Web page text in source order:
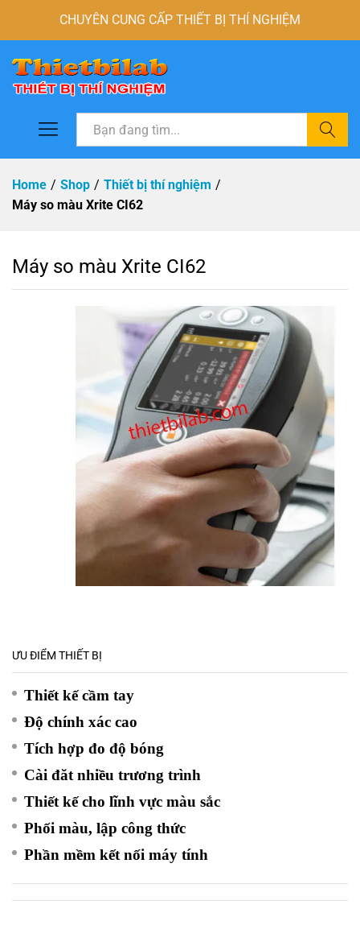
CHUYÊN CUNG CẤP THIẾT BỊ THÍ NGHIỆM
Tìm
Home / Shop / Thiết bị thí nghiệm /
Máy so màu Xrite CI62
Máy so màu Xrite CI62
ƯU ĐIỂM THIẾT BỊ
Thiết kế cầm tay
Độ chính xác cao
Tích hợp đo độ bóng
Cài đăt nhiều trương trình
Thiết kế cho lĩnh vực màu sắc
Phối màu, lập công thức
Phần mềm kết nối máy tính